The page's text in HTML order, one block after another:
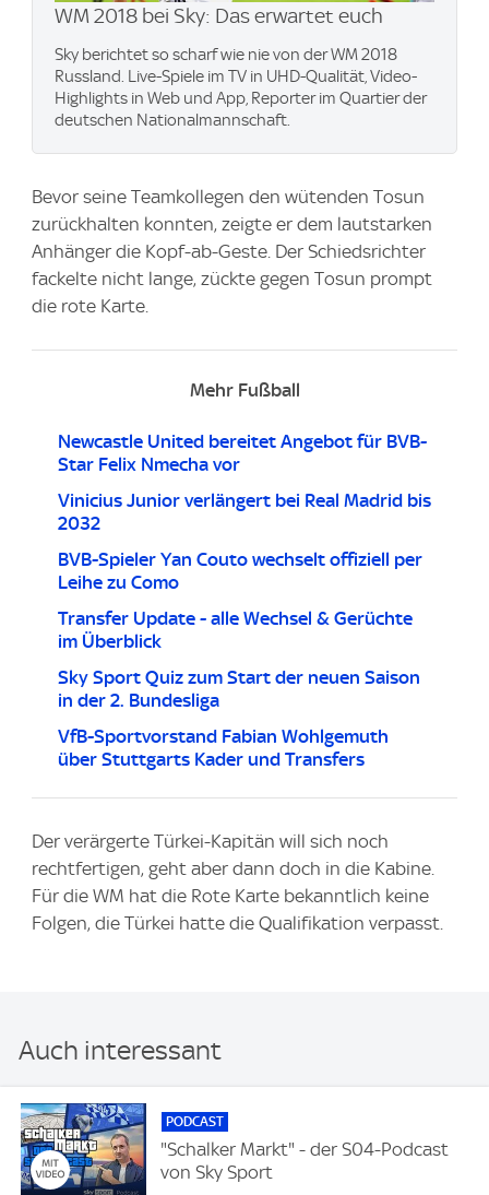
WM 2018 bei Sky: Das erwartet euch
Sky berichtet so scharf wie nie von der WM 2018
Russland. Live-Spiele im TV in UHD-Qualität, Video-
Highlights in Web und App, Reporter im Quartier der
deutschen Nationalmannschaft.
Bevor seine Teamkollegen den wütenden Tosun
zurückhalten konnten, zeigte er dem lautstarken
Anhänger die Kopf-ab-Geste. Der Schiedsrichter
fackelte nicht lange, zückte gegen Tosun prompt
die rote Karte.
Mehr Fußball
Newcastle United bereitet Angebot für BVB-
Star Felix Nmecha vor
Vinicius Junior verlängert bei Real Madrid bis
2032
BVB-Spieler Yan Couto wechselt offiziell per
Leihe zu Como
Transfer Update - alle Wechsel & Gerüchte
im Überblick
Sky Sport Quiz zum Start der neuen Saison
in der 2. Bundesliga
VfB-Sportvorstand Fabian Wohlgemuth
über Stuttgarts Kader und Transfers
Der verärgerte Türkei-Kapitän will sich noch
rechtfertigen, geht aber dann doch in die Kabine.
Für die WM hat die Rote Karte bekanntlich keine
Folgen, die Türkei hatte die Qualifikation verpasst.
Auch interessant
PODCAST
"Schalker Markt" - der S04-Podcast
von Sky Sport